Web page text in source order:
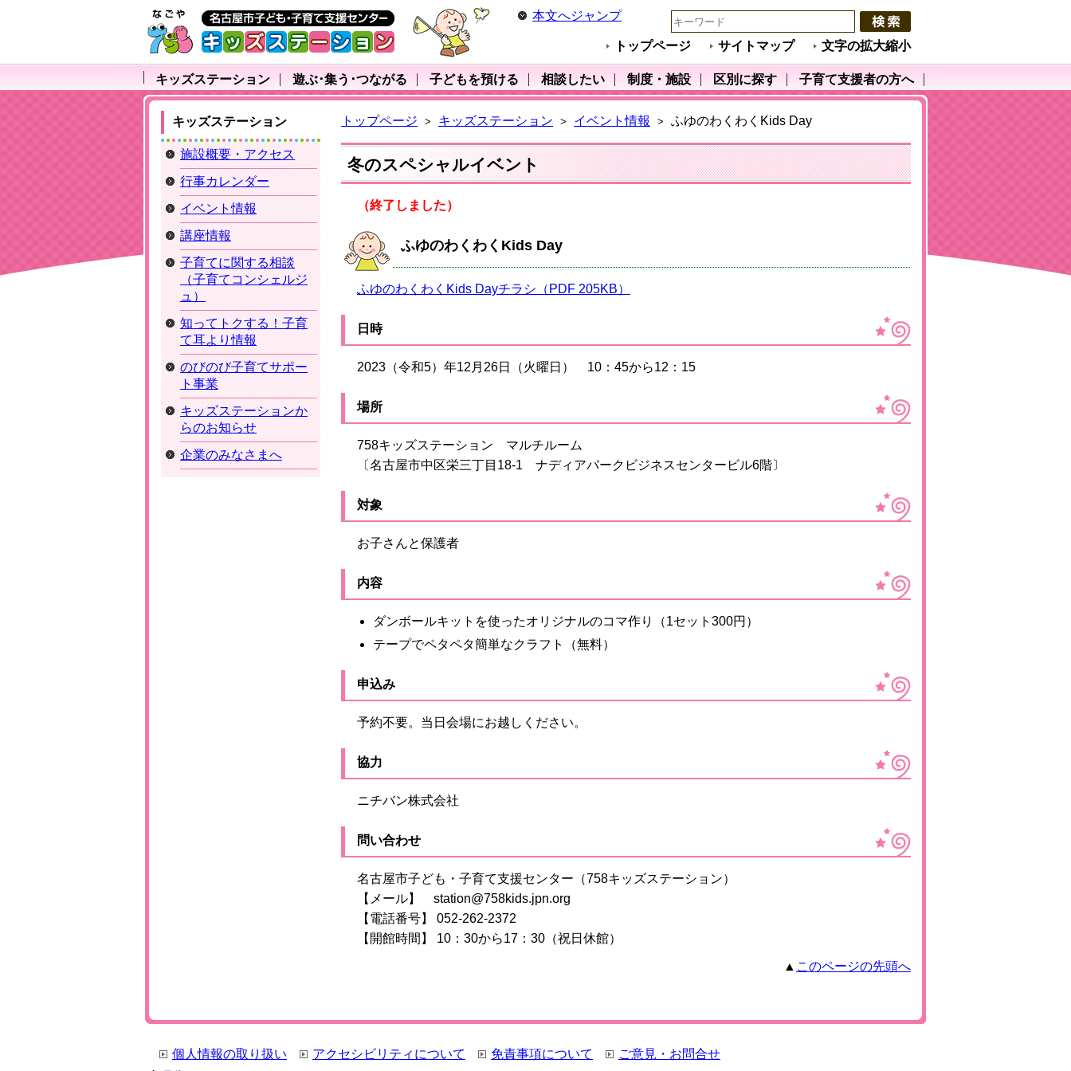
本文へジャンプ
トップページ サイトマップ 文字の拡大縮小
キッズステーション 遊ぶ･集う･つながる 子どもを預ける 相談したい 制度・施設 区別に探す 子育て支援者の方へ
トップページ > キッズステーション > イベント情報 > ふゆのわくわくKids Day
冬のスペシャルイベント
（終了しました）
ふゆのわくわくKids Day
ふゆのわくわくKids Dayチラシ（PDF 205KB）
日時
2023（令和5）年12月26日（火曜日） 10：45から12：15
場所
758キッズステーション マルチルーム
〔名古屋市中区栄三丁目18-1 ナディアパークビジネスセンタービル6階〕
対象
お子さんと保護者
内容
ダンボールキットを使ったオリジナルのコマ作り（1セット300円）
テープでペタペタ簡単なクラフト（無料）
申込み
予約不要。当日会場にお越しください。
協力
ニチバン株式会社
問い合わせ
名古屋市子ども・子育て支援センター（758キッズステーション）
【メール】 station@758kids.jpn.org
【電話番号】 052-262-2372
【開館時間】 10：30から17：30（祝日休館）
▲ このページの先頭へ
キッズステーション
施設概要・アクセス
行事カレンダー
イベント情報
講座情報
子育てに関する相談
（子育てコンシェルジ
ュ）
知ってトクする！子育
て耳より情報
のびのび子育てサポー
ト事業
キッズステーションか
らのお知らせ
企業のみなさまへ
個人情報の取り扱い アクセシビリティについて 免責事項について ご意見・お問合せ